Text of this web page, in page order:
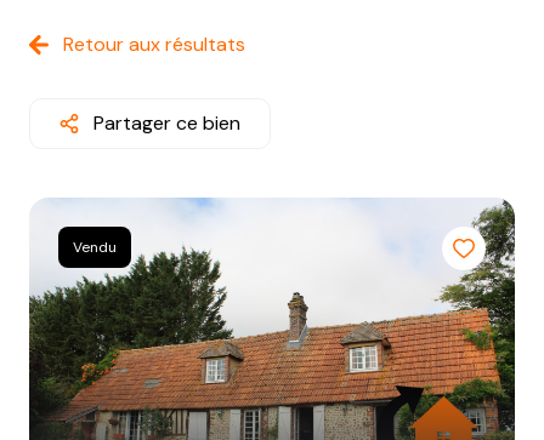
VENTES
VENDUS
ALERTE
E-MAIL
NOTRE
AGENCE
CONTACT
Retour aux résultats
Partager ce bien
Vendu